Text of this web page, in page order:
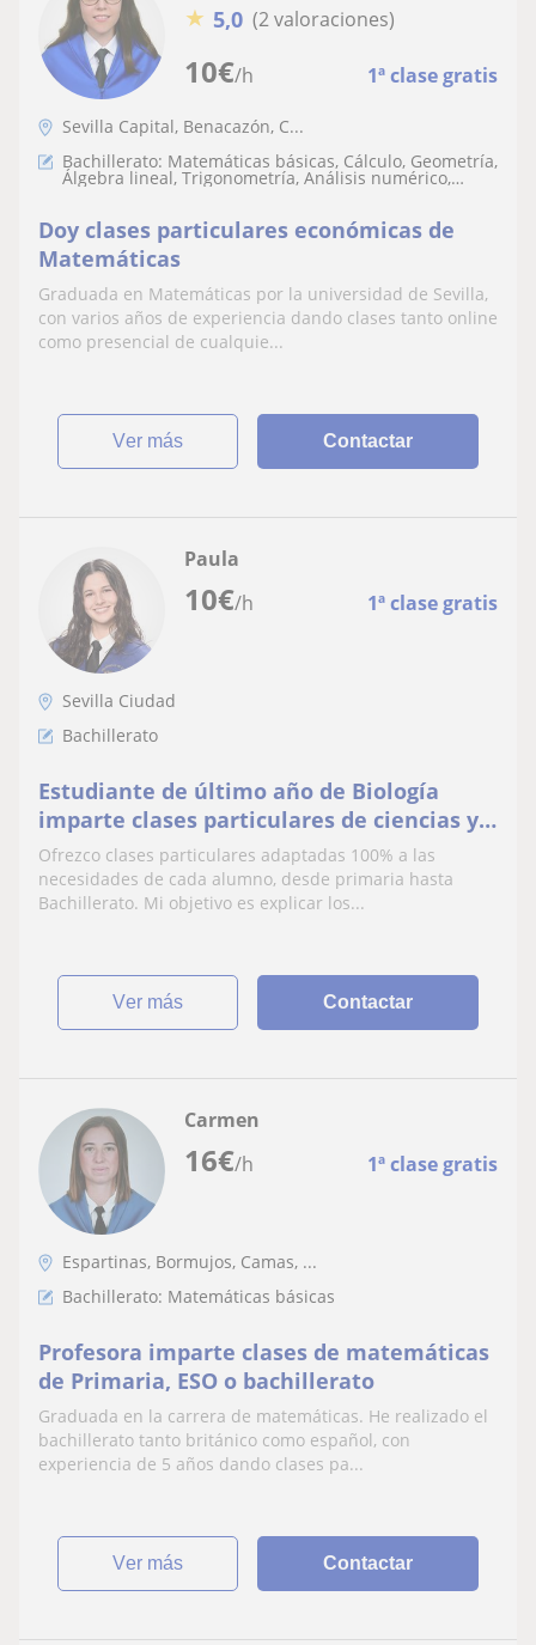
10€/h 1ª clase gratis
★ 5,0 (2 valoraciones)
Sevilla Capital, Benacazón, C...
Bachillerato: Matemáticas básicas, Cálculo, Geometría,
Álgebra lineal, Trigonometría, Análisis numérico,
Teoría de números, LaTeX, Matemáticas discretas
Doy clases particulares económicas de
Matemáticas
Graduada en Matemáticas por la universidad de Sevilla,
con varios años de experiencia dando clases tanto online
como presencial de cualquie...
ver más Contactar
10€/h 1ª clase gratis
Paula
Sevilla Ciudad
Bachillerato
Estudiante de último año de Biología
imparte clases particulares de ciencias y
biología a domicilio y online.
Ofrezco clases particulares adaptadas 100% a las
necesidades de cada alumno, desde primaria hasta
Bachillerato. Mi objetivo es explicar los...
ver más Contactar
16€/h 1ª clase gratis
Carmen
Espartinas, Bormujos, Camas, ...
Bachillerato: Matemáticas básicas
Profesora imparte clases de matemáticas
de Primaria, ESO o bachillerato
Graduada en la carrera de matemáticas. He realizado el
bachillerato tanto británico como español, con
experiencia de 5 años dando clases pa...
ver más Contactar